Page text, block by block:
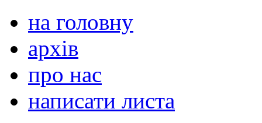
на головну
архів
про нас
написати листа